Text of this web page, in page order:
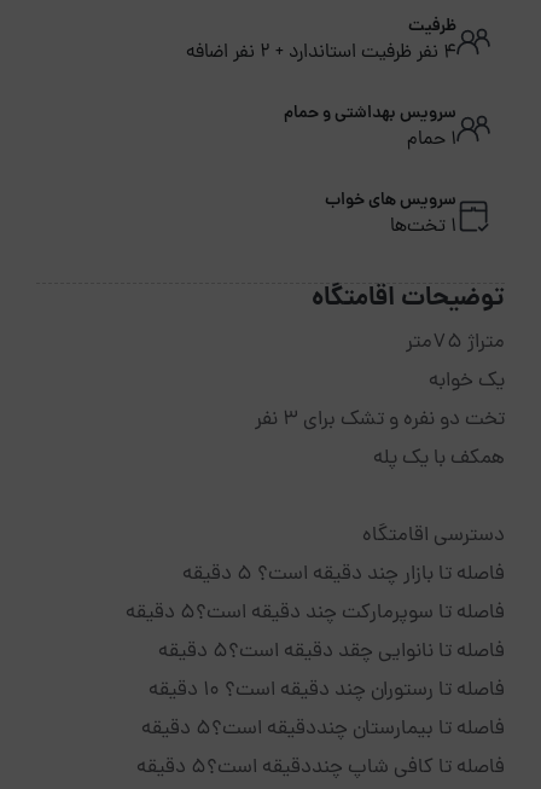
ظرفیت
4 نفر ظرفیت استاندارد + 2 نفر اضافه
سرویس بهداشتی و حمام
1 حمام
سرویس های خواب
1 تخت‌ها
توضیحات اقامتگاه
متراژ 75متر
یک خوابه
تخت دو نفره و تشک برای 3 نفر
همکف با یک پله
دسترسی اقامتگاه
فاصله تا بازار چند دقیقه است؟ 5 دقیقه
فاصله تا سوپرمارکت چند دقیقه است؟5 دقیقه
فاصله تا نانوایی چقد دقیقه است؟5 دقیقه
فاصله تا رستوران چند دقیقه است؟ 10 دقیقه
فاصله تا بیمارستان چنددقیقه است؟5 دقیقه
فاصله تا کافی شاپ چنددقیقه است؟5 دقیقه